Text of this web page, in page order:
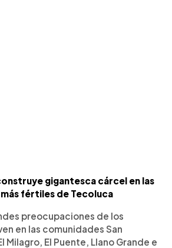
gigantesca cárcel en las
fértiles de Tecoluca
preocupaciones de los
en las comunidades San
Milagro, El Puente, Llano Grande e